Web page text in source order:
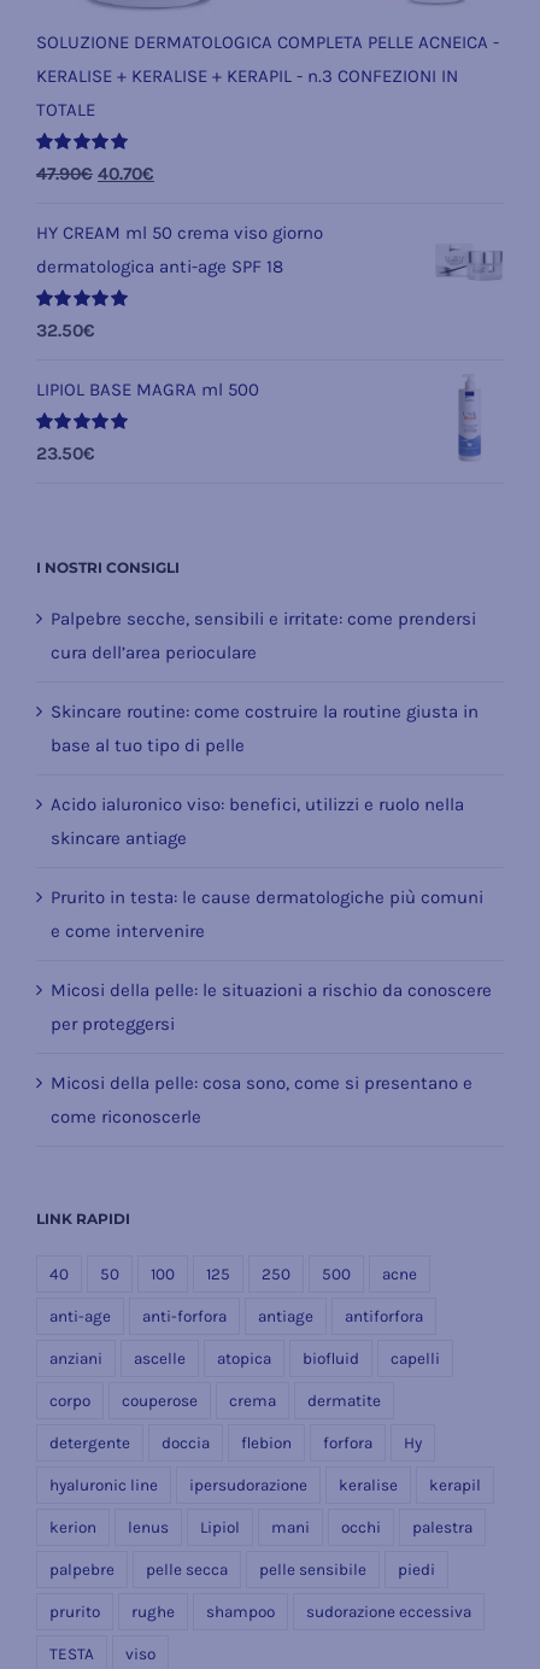
SOLUZIONE DERMATOLOGICA COMPLETA PELLE ACNEICA -
KERALISE + KERALISE + KERAPIL - n.3 CONFEZIONI IN
TOTALE
Valutato
47.90€ Il
originale
era:
47.90€.
40.70€Il
attuale
è:
HY CREAM ml 50 crema viso giorno
dermatologica anti-age SPF 18
Valutato
32.50€
LIPIOL BASE MAGRA ml 500
Valutato
23.50€
I NOSTRI CONSIGLI
Palpebre secche, sensibili e irritate: come prendersi
cura dell’area perioculare
Skincare routine: come costruire la routine giusta in
base al tuo tipo di pelle
Acido ialuronico viso: benefici, utilizzi e ruolo nella
skincare antiage
Prurito in testa: le cause dermatologiche più comuni
e come intervenire
Micosi della pelle: le situazioni a rischio da conoscere
per proteggersi
Micosi della pelle: cosa sono, come si presentano e
come riconoscerle
LINK RAPIDI
40 50 100 125 250 500 acne
anti-age anti-forfora antiage antiforfora
anziani ascelle atopica biofluid capelli
corpo couperose crema dermatite
detergente doccia flebion forfora Hy
hyaluronic line ipersudorazione keralise kerapil
kerion lenus Lipiol mani occhi palestra
palpebre pelle secca pelle sensibile piedi
prurito rughe shampoo sudorazione eccessiva
TESTA viso